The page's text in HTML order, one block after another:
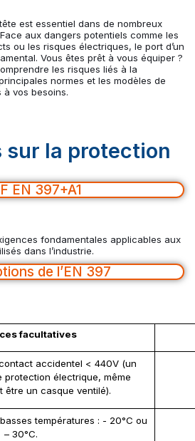
est essentiel dans de nombreux
aux dangers potentiels comme les
ou les risques électriques, le port d’un
Vous êtes prêt à vous équiper ?
les risques liés à la
normes et les modèles de
vos besoins.
sur la protection
EN 397+A1
fondamentales applicables aux
dans l’industrie.
de l’EN 397
facultatives
accidentel < 440V (un
électrique, même
être un casque ventilé).
températures : - 20°C ou
– 30°C.